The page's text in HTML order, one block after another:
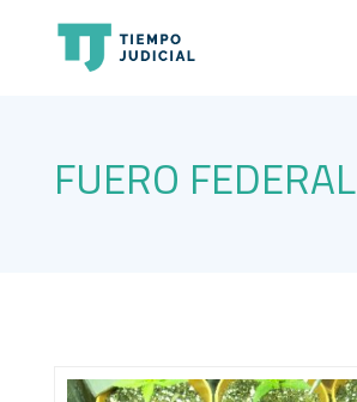
FUERO FEDERAL